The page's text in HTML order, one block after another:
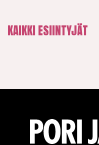
KAIKKI ESIINTYJÄT